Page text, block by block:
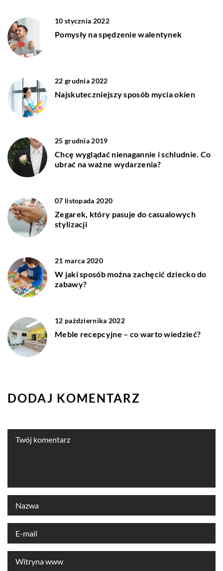
10 stycznia 2022
Pomysły na spędzenie walentynek
22 grudnia 2022
Najskuteczniejszy sposób mycia okien
25 grudnia 2019
Chcę wyglądać nienagannie i schludnie. Co
ubrać na ważne wydarzenia?
07 listopada 2020
Zegarek, który pasuje do casualowych
stylizacji
21 marca 2020
W jaki sposób można zachęcić dziecko do
zabawy?
12 października 2022
Meble recepcyjne – co warto wiedzieć?
DODAJ KOMENTARZ